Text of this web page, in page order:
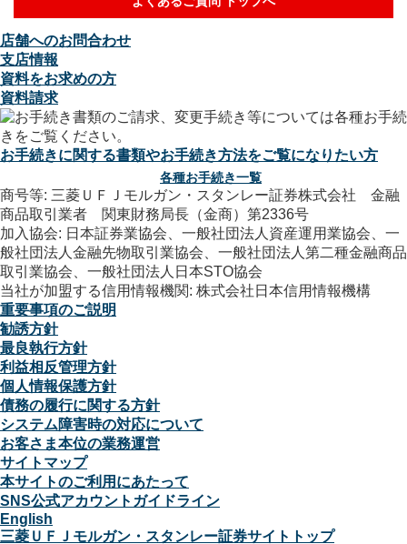
店舗へのお問合わせ
支店情報
資料をお求めの方
資料請求
お手続きに関する書類やお手続き方法をご覧になりたい方
各種お手続き一覧
商号等: 三菱ＵＦＪモルガン・スタンレー証券株式会社 金融
商品取引業者 関東財務局長（金商）第2336号
加入協会: 日本証券業協会、一般社団法人資産運用業協会、一
般社団法人金融先物取引業協会、一般社団法人第二種金融商品
取引業協会、一般社団法人日本STO協会
当社が加盟する信用情報機関: 株式会社日本信用情報機構
重要事項のご説明
勧誘方針
最良執行方針
利益相反管理方針
個人情報保護方針
債務の履行に関する方針
システム障害時の対応について
お客さま本位の業務運営
サイトマップ
本サイトのご利用にあたって
SNS公式アカウントガイドライン
English
三菱ＵＦＪモルガン・スタンレー証券サイトトップ